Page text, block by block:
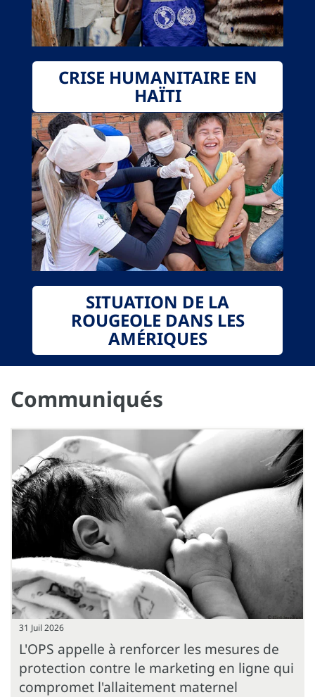
CRISE HUMANITAIRE EN
HAÏTI
SITUATION DE LA
ROUGEOLE DANS LES
AMÉRIQUES
Communiqués
31 Juil 2026
L'OPS appelle à renforcer les mesures de
protection contre le marketing en ligne qui
compromet l'allaitement maternel